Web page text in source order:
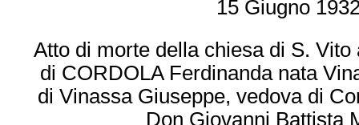
15 Giugno
Atto di morte della chiesa di S. Vito
di CORDOLA Ferdinanda nata
di Vinassa Giuseppe, vedova di
Don Giovanni Battista